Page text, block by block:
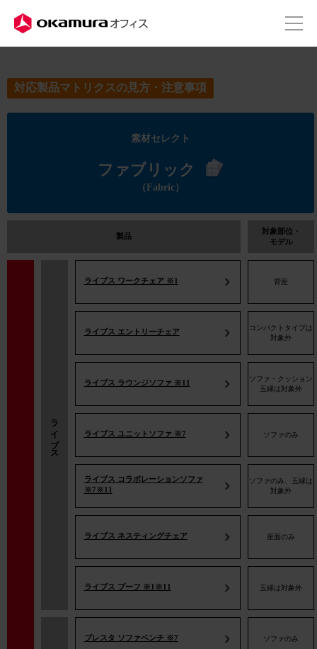
オフィス
対応製品マトリクスの見方・注意事項
素材セレクト
ファブリック
（Fabric）
製品
対象部位・
モデル
ライブス
ライブス ワークチェア ※1 背座
ライブス エントリーチェア
コンパクトタイプは
対象外
ライブス ラウンジソファ ※11
ソファ・クッション
玉縁は対象外
ライブス ユニットソファ ※7 ソファのみ
ライブス コラボレーションソファ
※7※11
ソファのみ、玉縁は
対象外
ライブス ネスティングチェア 座面のみ
ライブス プーフ ※1※11 玉縁は対象外
ブレスタ ソファベンチ ※7 ソファのみ